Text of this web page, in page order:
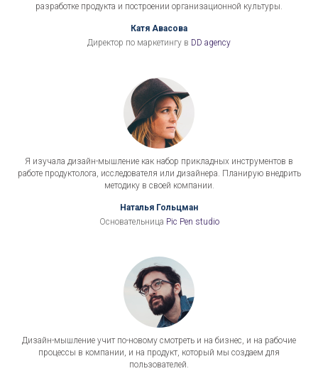
разработке продукта и построении организационной культуры.
Катя Авасова
Директор по маркетингу в DD agency
Я изучала дизайн-мышление как набор прикладных инструментов в
работе продуктолога, исследователя или дизайнера. Планирую внедрить
методику в своей компании.
Наталья Гольцман
Основательница Pic Pen studio
Дизайн-мышление учит по-новому смотреть и на бизнес, и на рабочие
процессы в компании, и на продукт, который мы создаем для
пользователей.